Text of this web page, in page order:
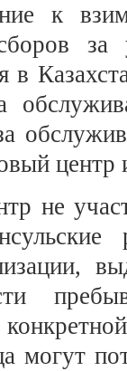
к
за
в
центр
не
могут